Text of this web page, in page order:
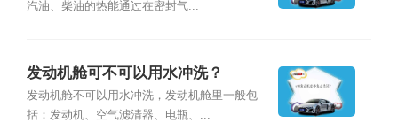
汽油、柴油的热能通过在密封气...
发动机舱可不可以用水冲洗？
发动机舱不可以用水冲洗，发动机舱里一般包
括：发动机、空气滤清器、电瓶、...